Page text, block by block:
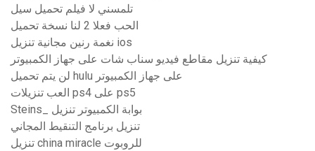
تلمسني لا فيلم تحميل سيل
الحب فعلا 2 لنا نسخة تحميل
نغمة رنين مجانية تنزيل ios
كيفية تنزيل مقاطع فيديو سناب شات على جهاز الكمبيوتر
لن يتم تحميل hulu على جهاز الكمبيوتر
العب تنزيلات ps4 على ps5
Steins_ بوابة الكمبيوتر تنزيل
تنزيل برنامج التنقيط المجاني
تنزيل china miracle للروبوت